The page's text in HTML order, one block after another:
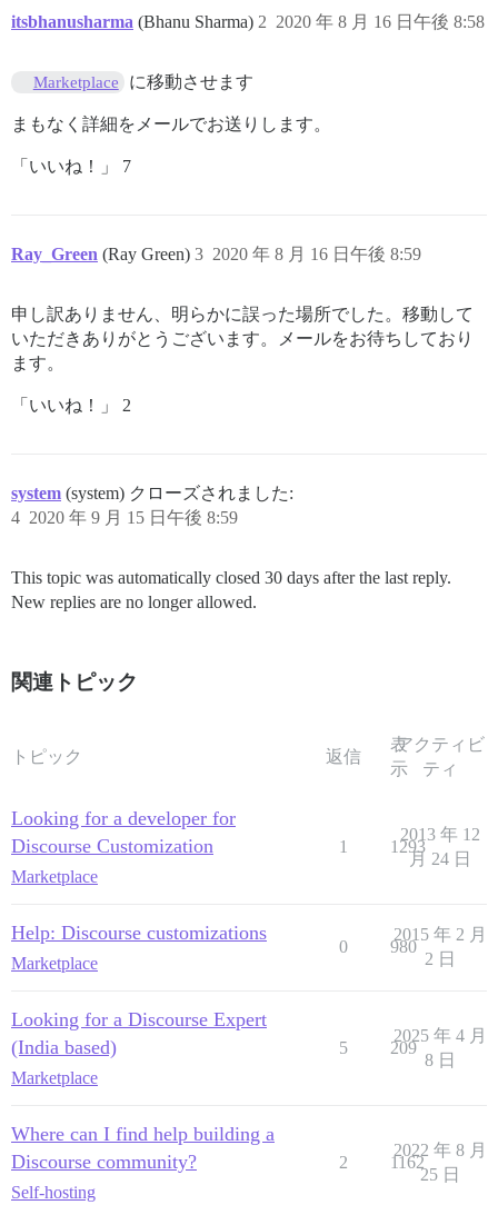
itsbhanusharma (Bhanu Sharma) 2020 年 8 月 16 日午後 8:58
2
Marketplace に移動させます
まもなく詳細をメールでお送りします。
「いいね！」 7
Ray_Green (Ray Green) 2020 年 8 月 16 日午後 8:59
3
申し訳ありません、明らかに誤った場所でした。移動して
いただきありがとうございます。メールをお待ちしており
ます。
「いいね！」 2
system (system) クローズされました:
2020 年 9 月 15 日午後 8:59
4
This topic was automatically closed 30 days after the last reply.
New replies are no longer allowed.
関連トピック
トピック 返信
表
示
アクティビ
ティ
Looking for a developer for
Discourse Customization
Marketplace
1 1293
2013 年 12
月 24 日
Help: Discourse customizations
Marketplace
0 980
2015 年 2 月
2 日
Looking for a Discourse Expert
(India based)
Marketplace
5 209
2025 年 4 月
8 日
Where can I find help building a
Discourse community?
Self-hosting
2 1162
2022 年 8 月
25 日